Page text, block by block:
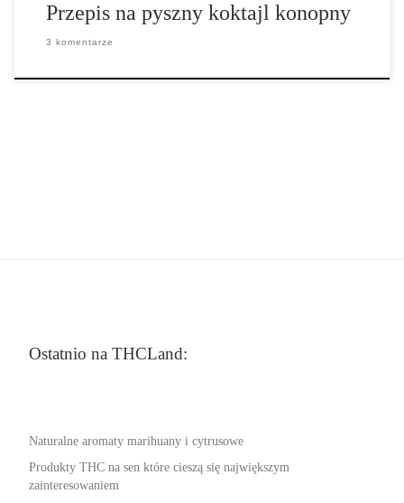
Przepis na pyszny koktajl konopny
3 komentarze
Ostatnio na THCLand:
Naturalne aromaty marihuany i cytrusowe
Produkty THC na sen które cieszą się największym
zainteresowaniem